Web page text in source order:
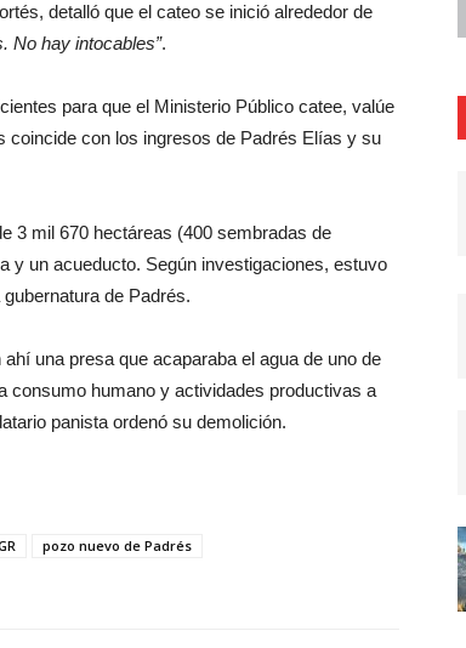
detalló que el cateo se inició alrededor de
No hay intocables .
para que el Ministerio Público catee, valúe
coincide con los ingresos de Padrés Elías y su
3 mil 670 hectáreas (400 sembradas de
y un acueducto. Según investigaciones, estuvo
de Padrés.
una presa que acaparaba el agua de uno de
consumo humano y actividades productivas a
panista ordenó su demolición.
pozo nuevo de Padrés